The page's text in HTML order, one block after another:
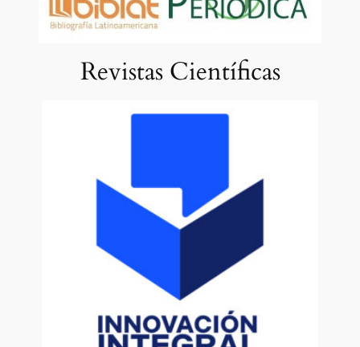
Revistas Científicas